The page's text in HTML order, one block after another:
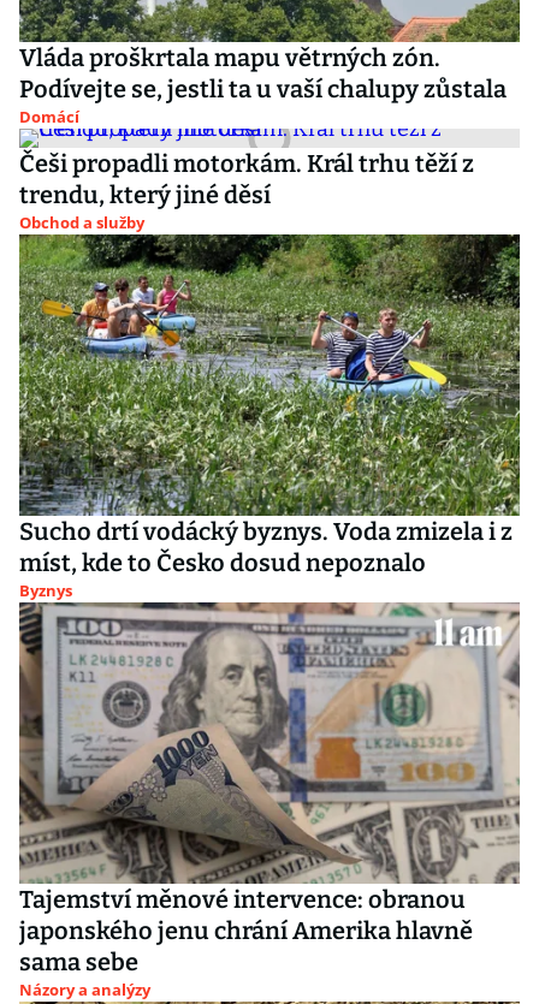
Vláda proškrtala mapu větrných zón.
Podívejte se, jestli ta u vaší chalupy zůstala
Domácí
Češi propadli motorkám. Král trhu těží z
trendu, který jiné děsí
Obchod a služby
Sucho drtí vodácký byznys. Voda zmizela i z
míst, kde to Česko dosud nepoznalo
Byznys
Tajemství měnové intervence: obranou
japonského jenu chrání Amerika hlavně
sama sebe
Názory a analýzy